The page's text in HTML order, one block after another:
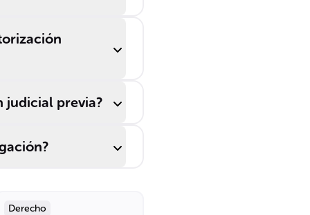
judicial previa?
Derecho